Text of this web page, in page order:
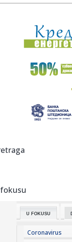
12:30:Svilar
12:26:АГЕНЦИЈА
Krajišnici
12:24:U subotu
12:20:
12:17: Cicipas
U FOKUSU
Coronavirus